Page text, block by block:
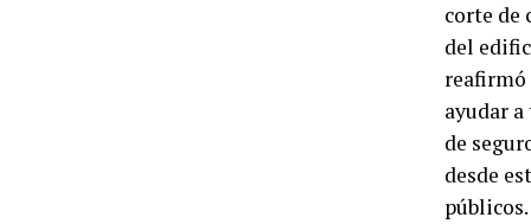
corte de
del
reafirmó
ayudar
de
desde
públicos.